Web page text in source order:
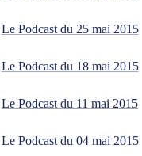
Le Podcast du 25 mai 2015
Le Podcast du 18 mai 2015
Le Podcast du 11 mai 2015
Le Podcast du 04 mai 2015